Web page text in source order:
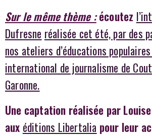
Sur le même thème :écoutez
Dufresne réalisée cet été, par des
nos ateliers d’éducations
international de journalisme de
Garonne.
Une captation réalisée par
aux éditions Libertalia pour leur